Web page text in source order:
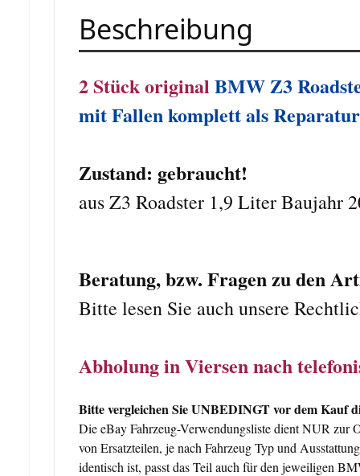
Beschreibung
2 Stück original BMW Z3
mit Fallen komplett als
Zustand: gebraucht!
aus Z3 Roadster 1,9 Liter Baujahr
Beratung, bzw. Fragen zu den
Bitte lesen Sie auch unsere
Abholung in Viersen nach
Bitte vergleichen Sie UNBEDINGT vor dem Kauf
Die eBay Fahrzeug-Verwendungsliste dient NUR zur
von Ersatzteilen, je nach Fahrzeug Typ und
identisch ist, passt das Teil auch für den jeweiligen